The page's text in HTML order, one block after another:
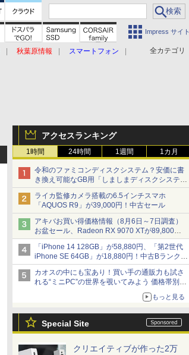
Impress サイト
全カテゴリ
秋葉原情報
スマートフォン
アクセスランキング
1時間 24時間 1週間 1カ月
令和のファミコンディスクシステム？安価に書
き換え可能なGB用「しましまディスクシステ
ム」
ライカ監修カメラ搭載の6.5インチスマホ
「AQUOS R9」が39,000円！中古セール
アキバお買い得価格情報（8月6日～7日調査）
お盆セール、Radeon RX 9070 XTが89,800
円、水平周波数24.8kHz対応の17型モニターが
9,801円、暑さ指数連動セール ほか
「iPhone 14 128GB」が58,880円、「第2世代
iPhone SE 64GB」が18,880円！中古Bランク品
セール
カオスの中にも宝あり！買い手の通販力も試さ
れる“ミニPC”の世界を覗いてみよう 価格帯別に
仕様や特徴を整理、11製品をピックアップ text
もっと見る
Special Site
クリエイティブが作った2万